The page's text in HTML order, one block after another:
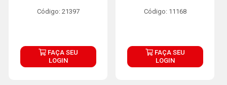
Código: 21397
FAÇA SEU
LOGIN
Código: 11168
FAÇA SEU
LOGIN